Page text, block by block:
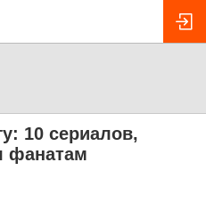
10 сериалов,
фанатам